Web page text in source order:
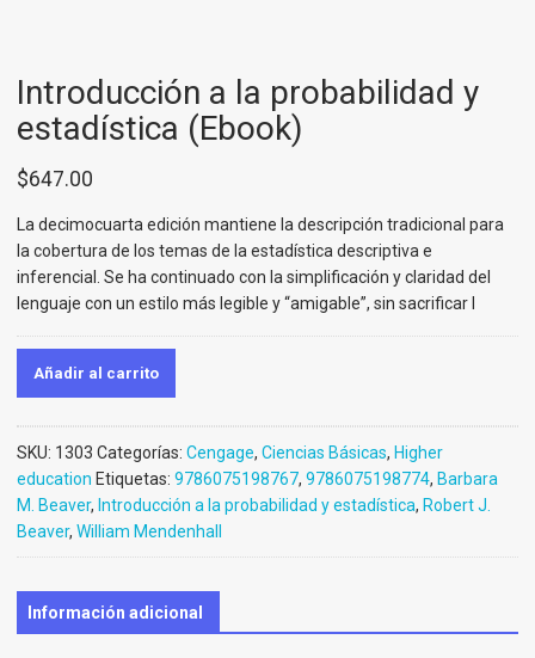
Introducción a la probabilidad y
estadística (Ebook)
$647.00
La decimocuarta edición mantiene la descripción tradicional para
la cobertura de los temas de la estadística descriptiva e
inferencial. Se ha continuado con la simplificación y claridad del
lenguaje con un estilo más legible y “amigable”, sin sacrificar l
Añadir al carrito
SKU: 1303 Categorías: Cengage, Ciencias Básicas, Higher
education Etiquetas: 9786075198767, 9786075198774, Barbara
M. Beaver, Introducción a la probabilidad y estadística, Robert J.
Beaver, William Mendenhall
Información adicional